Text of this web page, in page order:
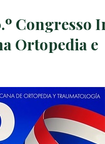
Congresso
Ortopedia e